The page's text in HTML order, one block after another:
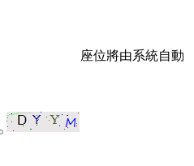
座位將由系統自動